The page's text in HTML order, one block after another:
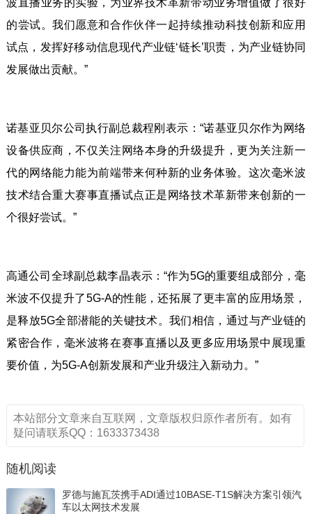
波直播业务的实验，为业界技术革新带动业务增值做了很好
的尝试。我们愿意和合作伙伴一起持续推动科技创新和应用
试点，发挥好移动信息现代产业链‘链长’职责，为产业链协同
发展做出贡献。”
诺基亚贝尔公司执行副总裁程刚表示：“诺基亚贝尔作为网络
设备供应商，不仅关注网络本身的升级提升，更为关注新一
代的网络能力能为前端带来何种新的业务体验。这次毫米波
技术结合重大赛事直播试点正是网络技术革新带来创新的一
个很好尝试。”
高通公司全球副总裁李晶表示：“作为5G的重要组成部分，毫
米波不仅提升了5G-A的性能，还拓展了更丰富的应用场景，
是释放5G全部潜能的关键技术。我们相信，通过与产业链的
紧密合作，毫米波将在赛事直播以及更多应用场景中展现重
要价值，为5G-A创新发展和产业升级注入新动力。”
本站部分文章来自互联网，文章版权归原作者所有。如有
疑问请联系QQ：1633373438
随机阅读
罗德与施瓦茨携手ADI通过10BASE-T1S解决方案引领汽
车以太网技术发展